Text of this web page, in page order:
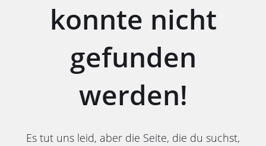
konnte nicht
gefunden
werden!
Es tut uns leid, aber die Seite, die du suchst,